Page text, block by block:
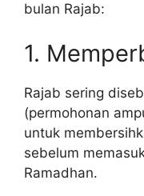
bulan Rajab:
1.
Rajab sering
(permohonan
untuk
sebelum
Ramadhan.